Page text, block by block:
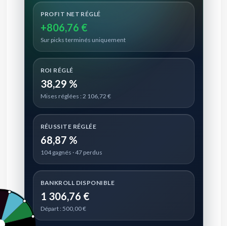
PROFIT NET RÉGLÉ
+806,76 €
Sur picks terminés uniquement
ROI RÉGLÉ
38,29 %
Mises réglées : 2 106,72 €
RÉUSSITE RÉGLÉE
68,87 %
104 gagnés · 47 perdus
BANKROLL DISPONIBLE
1 306,76 €
Départ : 500,00 €